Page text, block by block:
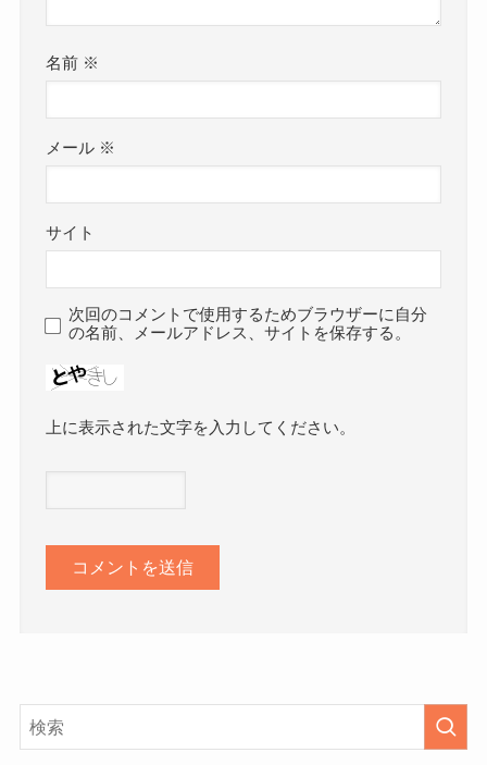
名前 ※
メール ※
サイト
次回のコメントで使用するためブラウザーに自分
の名前、メールアドレス、サイトを保存する。
上に表示された文字を入力してください。